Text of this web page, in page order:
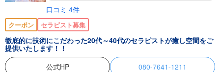
口コミ 4件
クーポン セラピスト募集
徹底的に技術にこだわった20代～40代のセラピストが癒し空間をご
提供いたします！！
公式HP
080-7641-1211